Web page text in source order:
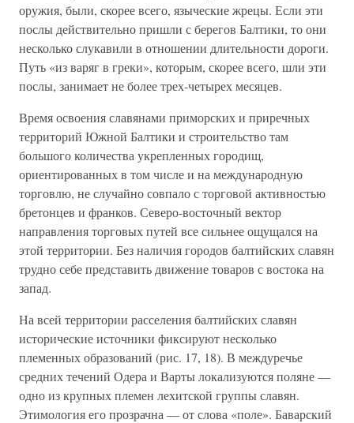
оружия, были, скорее всего, языческие жрецы. Если эти
послы действительно пришли с берегов Балтики, то они
несколько слукавили в отношении длительности дороги.
Путь «из варяг в греки», которым, скорее всего, шли эти
послы, занимает не более трех-четырех месяцев.
Время освоения славянами приморских и приречных
территорий Южной Балтики и строительство там
большого количества укрепленных городищ,
ориентированных в том числе и на международную
торговлю, не случайно совпало с торговой активностью
бретонцев и франков. Северо-восточный вектор
направления торговых путей все сильнее ощущался на
этой территории. Без наличия городов балтийских славян
трудно себе представить движение товаров с востока на
запад.
На всей территории расселения балтийских славян
исторические источники фиксируют несколько
племенных образований (рис. 17, 18). В междуречье
средних течений Одера и Варты локализуются поляне —
одно из крупных племен лехитской группы славян.
Этимология его прозрачна — от слова «поле». Баварский